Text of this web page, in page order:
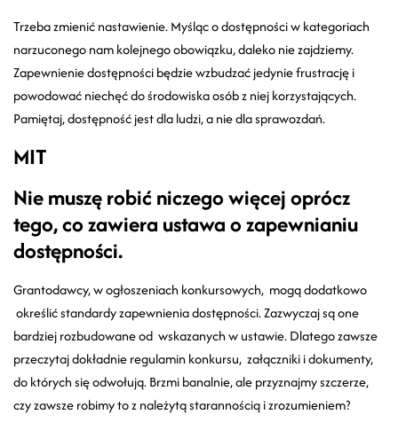
Trzeba zmienić nastawienie. Myśląc o dostępności w kategoriach
narzuconego nam kolejnego obowiązku, daleko nie zajdziemy.
Zapewnienie dostępności będzie wzbudzać jedynie frustrację i
powodować niechęć do środowiska osób z niej korzystających.
Pamiętaj, dostępność jest dla ludzi, a nie dla sprawozdań.
MIT
Nie muszę robić niczego więcej oprócz
tego, co zawiera ustawa o zapewnianiu
dostępności.
Grantodawcy, w ogłoszeniach konkursowych, mogą dodatkowo
określić standardy zapewnienia dostępności. Zazwyczaj są one
bardziej rozbudowane od wskazanych w ustawie. Dlatego zawsze
przeczytaj dokładnie regulamin konkursu, załączniki i dokumenty,
do których się odwołują. Brzmi banalnie, ale przyznajmy szczerze,
czy zawsze robimy to z należytą starannością i zrozumieniem?